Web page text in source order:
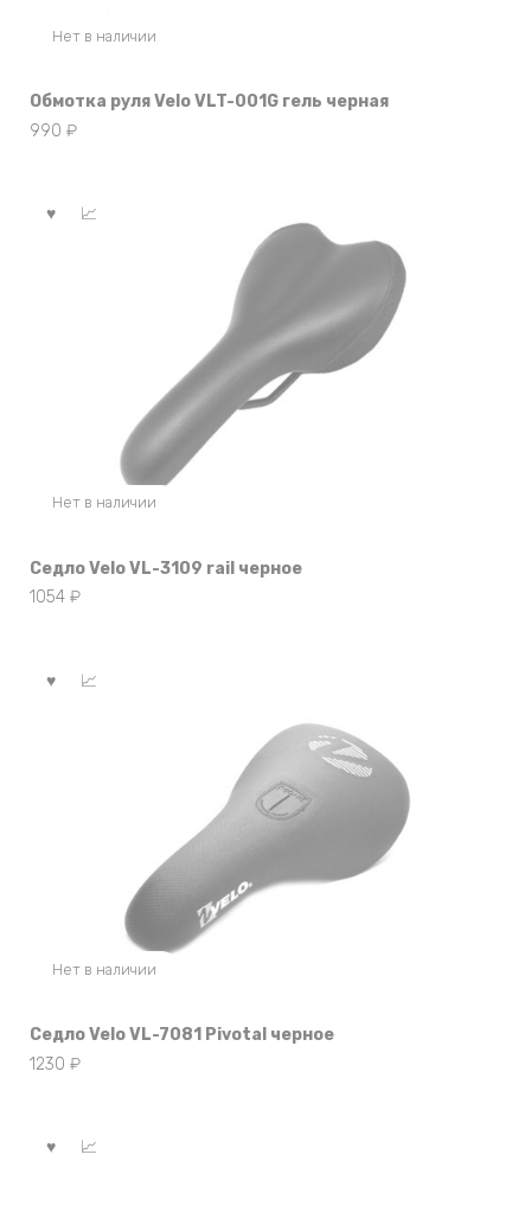
Нет в наличии
Обмотка руля Velo VLT-001G гель черная
990 ₽
Нет в наличии
Седло Velo VL-3109 rail черное
1054 ₽
Нет в наличии
Седло Velo VL-7081 Pivotal черное
1230 ₽